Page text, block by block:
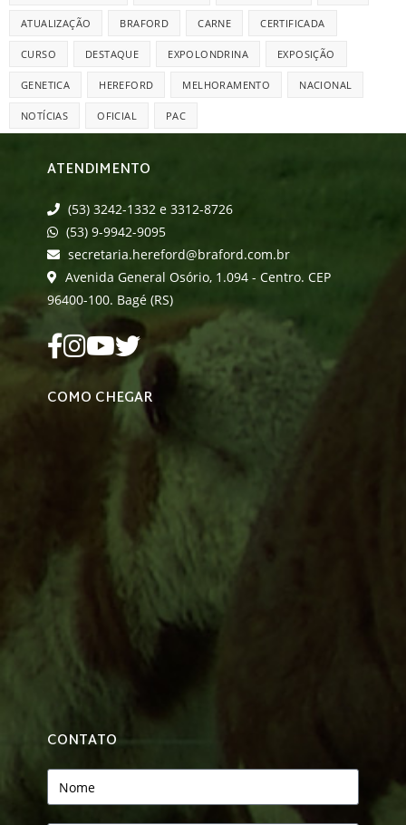
ATUALIZAÇÃO BRAFORD CARNE CERTIFICADA
CURSO DESTAQUE EXPOLONDRINA EXPOSIÇÃO
GENETICA HEREFORD MELHORAMENTO NACIONAL
NOTÍCIAS OFICIAL PAC
ATENDIMENTO
(53) 3242-1332 e 3312-8726
(53) 9-9942-9095
secretaria.hereford@braford.com.br
Avenida General Osório, 1.094 - Centro. CEP
96400-100. Bagé (RS)
COMO CHEGAR
CONTATO